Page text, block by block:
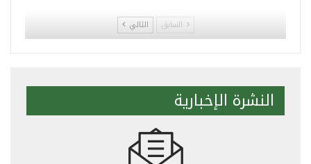
السابق التالي
النشرة الإخبارية